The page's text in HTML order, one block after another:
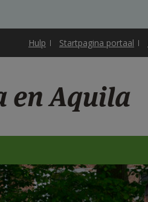
Hulp Startpagina portaal
en Aquila